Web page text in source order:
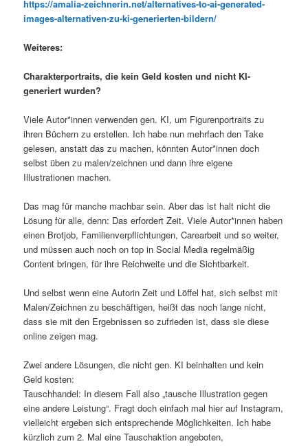
https://amalia-zeichnerin.net/alternatives-to-ai-generated-
images-alternativen-zu-ki-generierten-bildern/
Weiteres:
Charakterportraits, die kein Geld kosten und nicht KI-
generiert wurden?
Viele Autor*innen verwenden gen. KI, um Figurenportraits zu
ihren Büchern zu erstellen. Ich habe nun mehrfach den Take
gelesen, anstatt das zu machen, könnten Autor*innen doch
selbst üben zu malen/zeichnen und dann ihre eigene
Illustrationen machen.
Das mag für manche machbar sein. Aber das ist halt nicht die
Lösung für alle, denn: Das erfordert Zeit. Viele Autor*innen haben
einen Brotjob, Familienverpflichtungen, Carearbeit und so weiter,
und müssen auch noch on top in Social Media regelmäßig
Content bringen, für ihre Reichweite und die Sichtbarkeit.
Und selbst wenn eine Autorin Zeit und Löffel hat, sich selbst mit
Malen/Zeichnen zu beschäftigen, heißt das noch lange nicht,
dass sie mit den Ergebnissen so zufrieden ist, dass sie diese
online zeigen mag.
Zwei andere Lösungen, die nicht gen. KI beinhalten und kein
Geld kosten:
Tauschhandel: In diesem Fall also „tausche Illustration gegen
eine andere Leistung“. Fragt doch einfach mal hier auf Instagram,
vielleicht ergeben sich entsprechende Möglichkeiten. Ich habe
kürzlich zum 2. Mal eine Tauschaktion angeboten,